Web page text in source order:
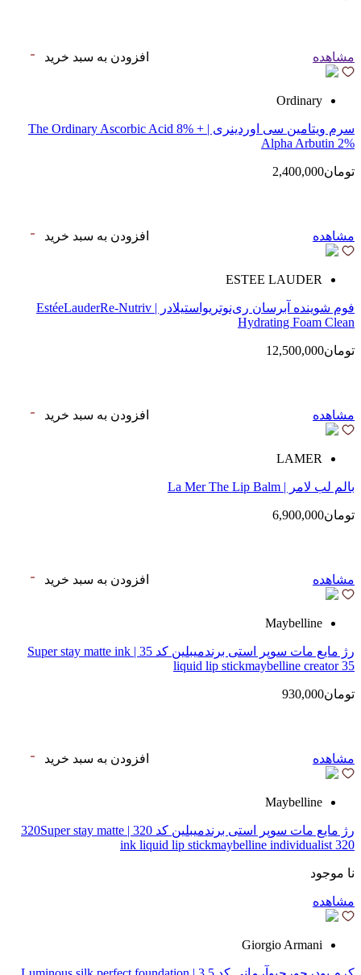
مشاهده افزودن به سبد خرید
Ordinary
سرم ویتامین سی اوردینری | The Ordinary Ascorbic Acid 8% +
Alpha Arbutin 2%
تومان2,400,000
مشاهده افزودن به سبد خرید
ESTEE LAUDER
فوم شوینده آبرسان ری‌نوتریواستیلادر | EstéeLauderRe-Nutriv
Hydrating Foam Clean
تومان12,500,000
مشاهده افزودن به سبد خرید
LAMER
بالم لب لامر | La Mer The Lip Balm
تومان6,900,000
مشاهده افزودن به سبد خرید
Maybelline
رژ مایع مات سوپر استی‌ برندمیبلین کد 35 | Super stay matte ink
liquid lip stickmaybelline creator 35
تومان930,000
مشاهده افزودن به سبد خرید
Maybelline
رژ مایع مات سوپر استی‌ برندمیبلین کد 320 | 320Super stay matte
ink liquid lip stickmaybelline individualist 320
نا موجود
مشاهده
Giorgio Armani